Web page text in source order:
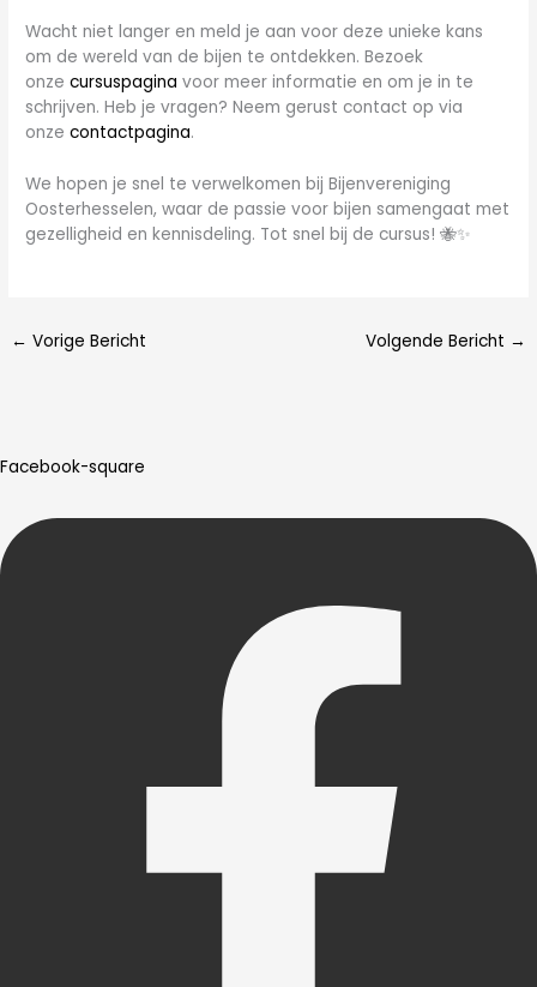
Wacht niet langer en meld je aan voor deze unieke kans
om de wereld van de bijen te ontdekken. Bezoek
onzecursuspagina voor meer informatie en om je in te
schrijven. Heb je vragen? Neem gerust contact op via
onzecontactpagina.
We hopen je snel te verwelkomen bij Bijenvereniging
Oosterhesselen, waar de passie voor bijen samengaat met
gezelligheid en kennisdeling. Tot snel bij de cursus! 🐝✨
← Vorige Bericht Volgende Bericht →
Facebook-square